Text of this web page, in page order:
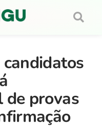
de provas